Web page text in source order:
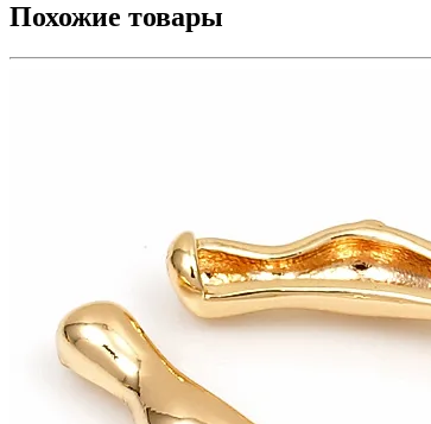
Похожие товары